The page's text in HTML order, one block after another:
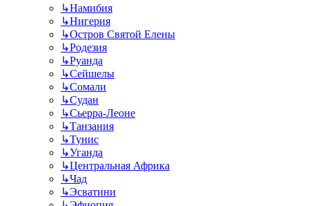
↳Намибия
↳Нигерия
↳Остров Святой Елены
↳Родезия
↳Руанда
↳Сейшелы
↳Сомали
↳Судан
↳Сьерра-Леоне
↳Танзания
↳Тунис
↳Уганда
↳Центральная Африка
↳Чад
↳Эсватини